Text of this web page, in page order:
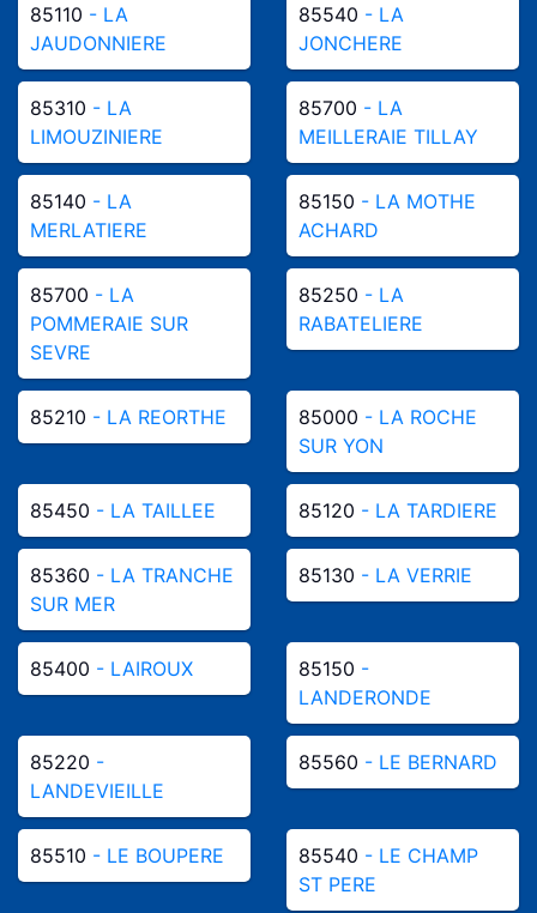
85110 - LA
JAUDONNIERE
85540 - LA
JONCHERE
85310 - LA
LIMOUZINIERE
85700 - LA
MEILLERAIE TILLAY
85140 - LA
MERLATIERE
85150 - LA MOTHE
ACHARD
85700 - LA
POMMERAIE SUR
SEVRE
85250 - LA
RABATELIERE
85210 - LA REORTHE 85000 - LA ROCHE
SUR YON
85450 - LA TAILLEE 85120 - LA TARDIERE
85360 - LA TRANCHE
SUR MER
85130 - LA VERRIE
85400 - LAIROUX 85150 -
LANDERONDE
85220 -
LANDEVIEILLE
85560 - LE BERNARD
85510 - LE BOUPERE 85540 - LE CHAMP
ST PERE